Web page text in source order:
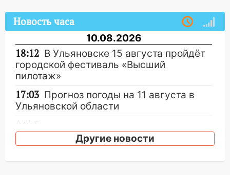
Новость часа
10.08.2026
18:12 В Ульяновске 15 августа пройдёт
городской фестиваль «Высший
пилотаж»
17:03 Прогноз погоды на 11 августа в
Ульяновской области
16:13
дальнобойщика привел к жесткой
аварии с пострадавшей в
Другие новости